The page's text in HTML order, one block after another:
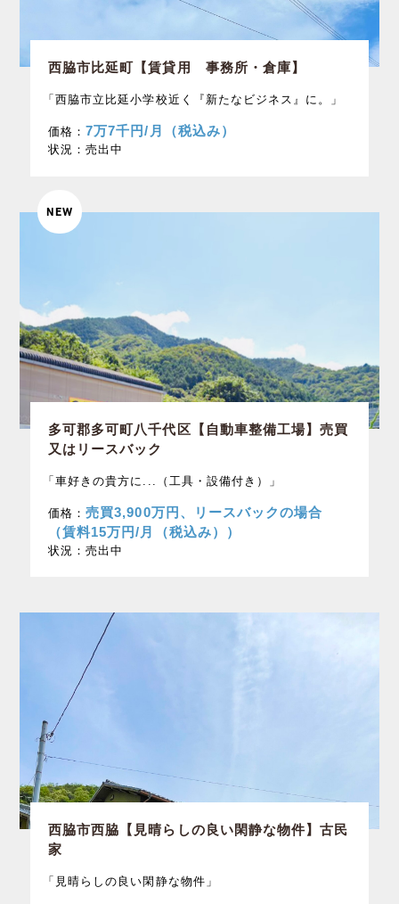
西脇市比延町【賃貸用 事務所・倉庫】
「西脇市立比延小学校近く『新たなビジネス』に。」
価格：7万7千円/月（税込み）
状況：売出中
NEW
多可郡多可町八千代区【自動車整備工場】売買
又はリースバック
「車好きの貴方に...（工具・設備付き）」
価格：売買3,900万円、リースバックの場合
（賃料15万円/月（税込み））
状況：売出中
西脇市西脇【見晴らしの良い閑静な物件】古民
家
「見晴らしの良い閑静な物件」